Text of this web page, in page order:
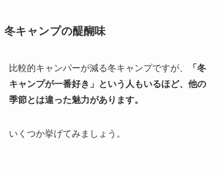
冬キャンプの醍醐味
比較的キャンパーが減る冬キャンプですが、
「冬
キャンプが一番好き」という人もいるほど、他の
季節とは違った魅力があります。
いくつか挙げてみましょう。